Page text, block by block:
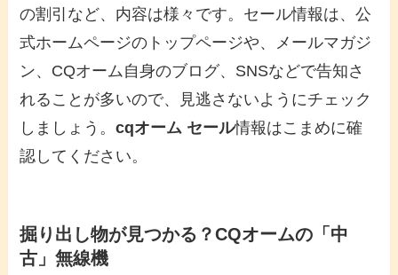
の割引など、内容は様々です。セール情報は、公
式ホームページのトップページや、メールマガジ
ン、CQオーム自身のブログ、SNSなどで告知さ
れることが多いので、見逃さないようにチェック
しましょう。cqオーム セール情報はこまめに確
認してください。
掘り出し物が見つかる？CQオームの「中
古」無線機